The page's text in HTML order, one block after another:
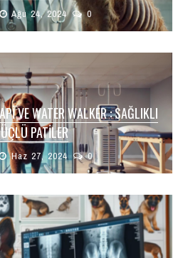
Ağu 24, 2024 0
VE WATER WALKER : SAĞLIKLI
PATILER
Haz 27, 2024 0